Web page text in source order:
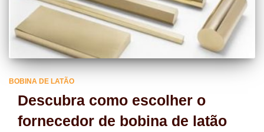
BOBINA DE LATÃO
Descubra como escolher o
fornecedor de bobina de latão